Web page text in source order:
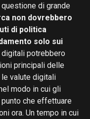
di grande
non dovrebbero
di politica
solo sui
digitali potrebbero
principali delle
le valute digitali
modo in cui gli
che effettuare
ora. Un tempo in cui